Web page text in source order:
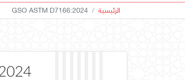
الرئيسية GSO ASTM D7166:2024